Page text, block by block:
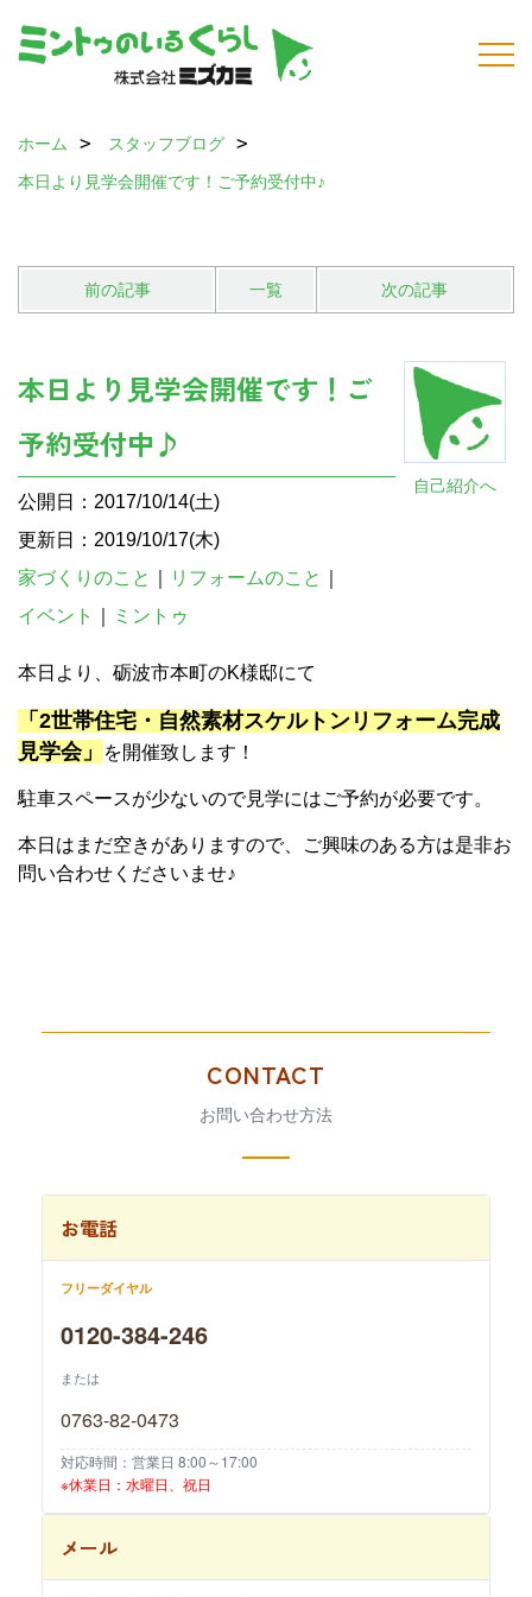
ホーム
スタッフブログ
本日より見学会開催です！ご予約受付中♪
前の記事 一覧 次の記事
自己紹介へ
本日より見学会開催です！ご
予約受付中♪
公開日：2017/10/14(土)
更新日：2019/10/17(木)
家づくりのこと
リフォームのこと
イベント
ミントゥ
本日より、砺波市本町のK様邸にて
「2世帯住宅・自然素材スケルトンリフォーム完成
見学会」
を開催致します！
駐車スペースが少ないので見学にはご予約が必要です。
本日はまだ空きがありますので、ご興味のある方は是非お
問い合わせくださいませ♪
CONTACT
お問い合わせ方法
お電話
フリーダイヤル
0120-384-246
または
0763-82-0473
対応時間：営業日 8:00～17:00
※休業日：水曜日、祝日
メール